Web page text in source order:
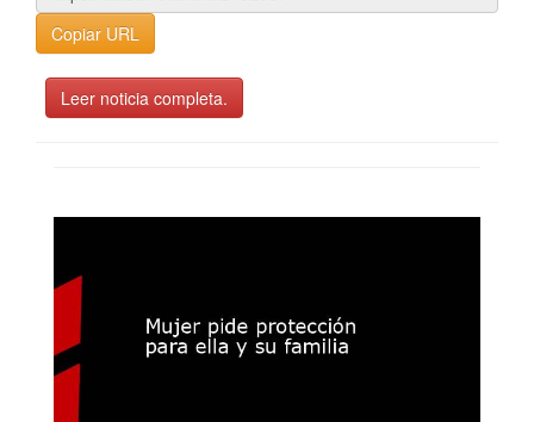
Copiar URL
Leer noticia completa.